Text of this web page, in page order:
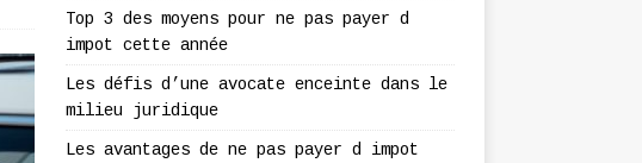
Top 3 des moyens pour ne pas payer d
impot cette année
Les défis d’une avocate enceinte dans le
milieu juridique
Les avantages de ne pas payer d impot